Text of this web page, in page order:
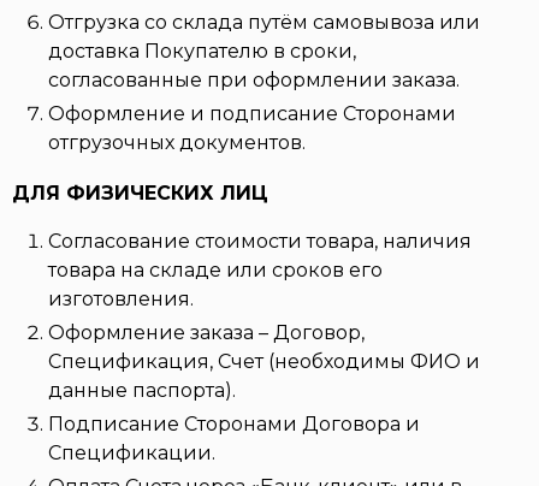
Отгрузка со склада путём самовывоза или
доставка Покупателю в сроки,
согласованные при оформлении заказа.
Оформление и подписание Сторонами
отгрузочных документов.
ДЛЯ ФИЗИЧЕСКИХ ЛИЦ
Согласование стоимости товара, наличия
товара на складе или сроков его
изготовления.
Оформление заказа – Договор,
Спецификация, Счет (необходимы ФИО и
данные паспорта).
Подписание Сторонами Договора и
Спецификации.